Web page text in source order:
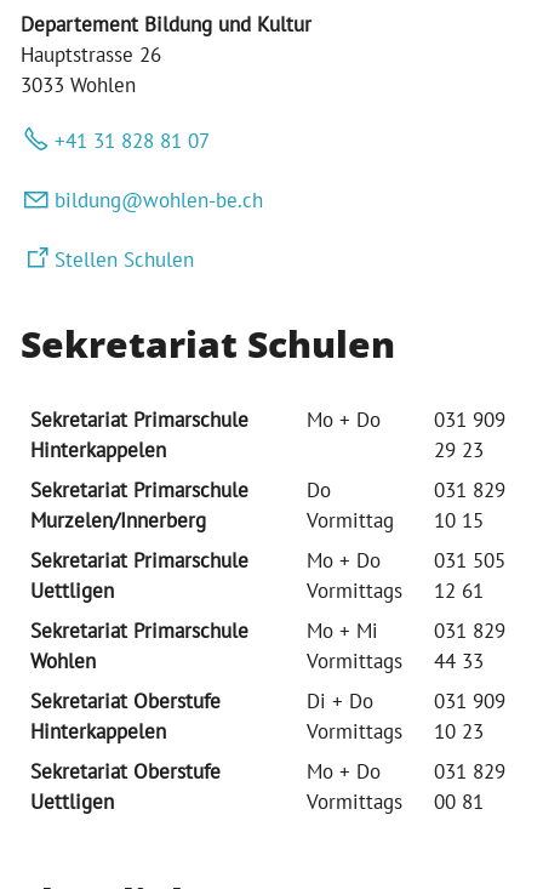
Departement Bildung und Kultur
Hauptstrasse 26
3033 Wohlen
+41 31 828 81 07
b ld ng w hl n-b ch
Stellen Schulen
Sekretariat Schulen
Sekretariat Primarschule
Hinterkappelen
Mo + Do
031 909
29 23
Sekretariat Primarschule
Murzelen/Innerberg
Do
Vormittag
031 829
10 15
Sekretariat Primarschule
Uettligen
Mo + Do
Vormittags
031 505
12 61
Sekretariat Primarschule
Wohlen
Mo + Mi
Vormittags
031 829
44 33
Sekretariat Oberstufe
Hinterkappelen
Di + Do
Vormittags
031 909
10 23
Sekretariat Oberstufe
Uettligen
Mo + Do
Vormittags
031 829
00 81